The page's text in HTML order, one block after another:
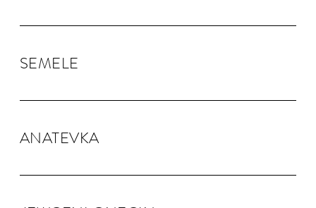
SEMELE
ANA­TEVKA